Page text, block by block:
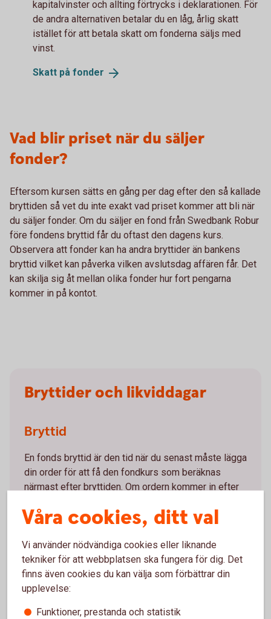
kapitalvinster och allting förtrycks i deklarationen. För
de andra alternativen betalar du en låg, årlig skatt
istället för att betala skatt om fonderna säljs med
vinst.
Skatt på fonder
Vad blir priset när du säljer
fonder?
Eftersom kursen sätts en gång per dag efter den så kallade
bryttiden så vet du inte exakt vad priset kommer att bli när
du säljer fonder. Om du säljer en fond från Swedbank Robur
före fondens bryttid får du oftast den dagens kurs.
Observera att fonder kan ha andra bryttider än bankens
bryttid vilket kan påverka vilken avslutsdag affären får. Det
kan skilja sig åt mellan olika fonder hur fort pengarna
kommer in på kontot.
Bryttider och likviddagar
Bryttid
En fonds bryttid är den tid när du senast måste lägga
din order för att få den fondkurs som beräknas
närmast efter bryttiden. Om ordern kommer in efter
Likviddag
Likviddagen är den dag som pengarna kommer in på
ditt konto vid en fondförsäljning. Antalet dagar
bestäms av respektive fondbolag och framgår av
fondens handelsinfo.
Våra cookies, ditt val
Vi använder nödvändiga cookies eller liknande
tekniker för att webbplatsen ska fungera för dig. Det
finns även cookies du kan välja som förbättrar din
upplevelse:
Funktioner, prestanda och statistik